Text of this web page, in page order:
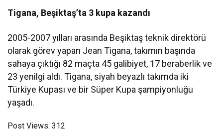
Tigana, Beşiktaş’ta 3 kupa kazandı
2005-2007 yılları arasında Beşiktaş teknik direktörü
olarak görev yapan Jean Tigana, takımın başında
sahaya çıktığı 82 maçta 45 galibiyet, 17 beraberlik ve
23 yenilgi aldı. Tigana, siyah beyazlı takımda iki
Türkiye Kupası ve bir Süper Kupa şampiyonluğu
yaşadı.
Post Views: 312